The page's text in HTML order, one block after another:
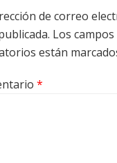
de correo
Los campos
están
*